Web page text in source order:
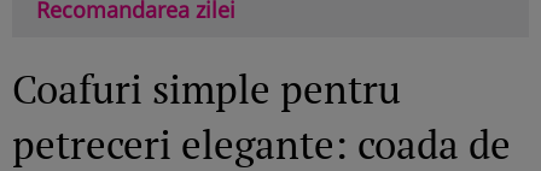
Recomandarea zilei
Coafuri simple pentru
petreceri elegante: coada de